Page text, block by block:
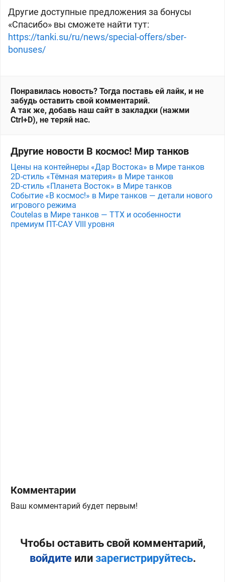
Другие доступные предложения за бонусы
«Спасибо» вы сможете найти тут:
https://tanki.su/ru/news/special-offers/sber-
bonuses/
Понравилась новость? Тогда поставь ей лайк, и не
забудь оставить свой комментарий.
А так же, добавь наш сайт в закладки (нажми
Ctrl+D), не теряй нас.
Другие новости В космос! Мир танков
Цены на контейнеры «Дар Востока» в Мире танков
2D-стиль «Тёмная материя» в Мире танков
2D-стиль «Планета Восток» в Мире танков
Событие «В космос!» в Мире танков — детали нового
игрового режима
Coutelas в Мире танков — ТТХ и особенности
премиум ПТ-САУ VIII уровня
Комментарии
Ваш комментарий будет первым!
Чтобы оставить свой комментарий,
войдитеили зарегистрируйтесь.